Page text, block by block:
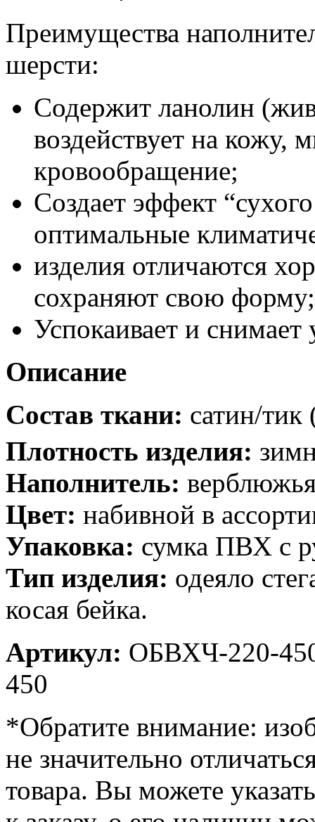
Преимущества
шерсти:
Содержит ланолин
воздействует на
кровообращение;
Создает эффект
оптимальные
изделия отличаются
сохраняют свою форму;
Успокаивает и снимает
Описание
Состав ткани: сатин/
Плотность изделия:
Наполнитель:
Цвет: набивной в
Упаковка: сумка ПВХ с
Тип изделия: одеяло
косая бейка.
Артикул: ОБВХЧ-220-
450
*Обратите внимание:
не значительно
товара. Вы можете